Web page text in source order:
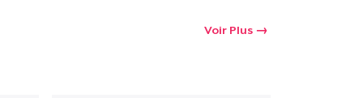
Voir Plus